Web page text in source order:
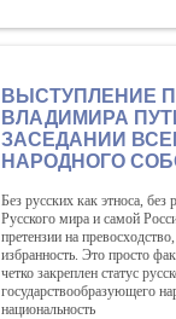
ВЫСТУПЛЕНИЕ
ВЛАДИМИРА
ЗАСЕДАНИИ
НАРОДНОГО
Без русских как этноса, без
Русского мира и самой
претензии на
избранность. Это просто
четко закреплен статус
государствообразующего
национальность